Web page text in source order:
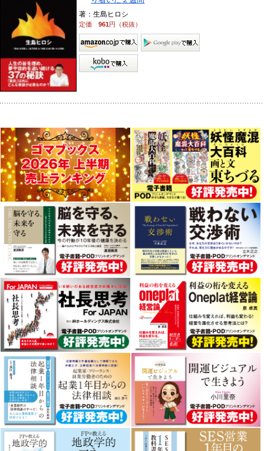
著：生島ヒロシ
定価961円（税抜）